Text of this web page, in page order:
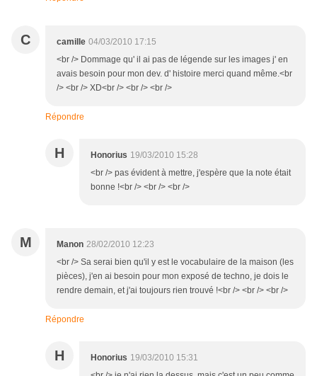
C camille 04/03/2010 17:15
<br /> Dommage qu' il ai pas de légende sur les images j' en
avais besoin pour mon dev. d' histoire merci quand même.<br
/> <br /> XD<br /> <br /> <br />
Répondre
H Honorius 19/03/2010 15:28
<br /> pas évident à mettre, j'espère que la note était
bonne !<br /> <br /> <br />
M Manon 28/02/2010 12:23
<br /> Sa serai bien qu'il y est le vocabulaire de la maison (les
pièces), j'en ai besoin pour mon exposé de techno, je dois le
rendre demain, et j'ai toujours rien trouvé !<br /> <br /> <br />
Répondre
H Honorius 19/03/2010 15:31